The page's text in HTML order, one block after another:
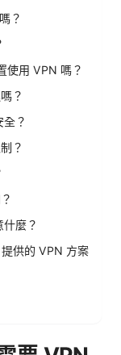
？
使用 VPN 嗎？
？
？
？
麼？
供的 VPN 方案